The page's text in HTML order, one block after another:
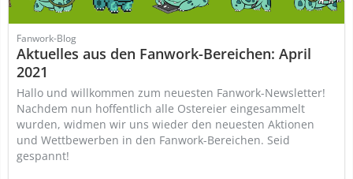
Fanwork-Blog
Aktuelles aus den Fanwork-Bereichen: April
2021
Hallo und willkommen zum neuesten Fanwork-Newsletter!
Nachdem nun hoffentlich alle Ostereier eingesammelt
wurden, widmen wir uns wieder den neuesten Aktionen
und Wettbewerben in den Fanwork-Bereichen. Seid
gespannt!